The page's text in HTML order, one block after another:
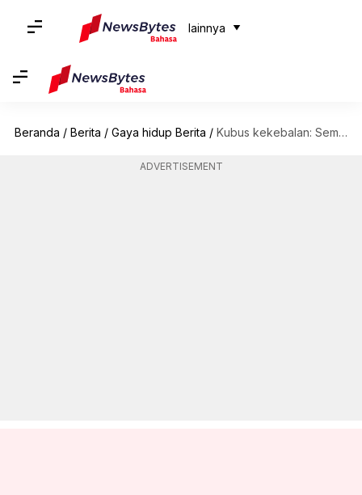
lainnya
Beranda / Berita / Gaya hidup Berita / Kubus kekebalan: Semua tentang tren kesehatan ini
ADVERTISEMENT